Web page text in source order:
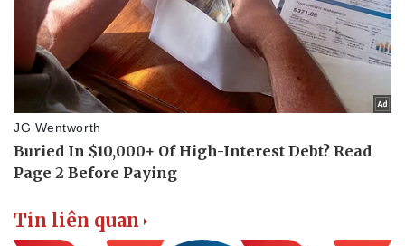
Tin liên quan